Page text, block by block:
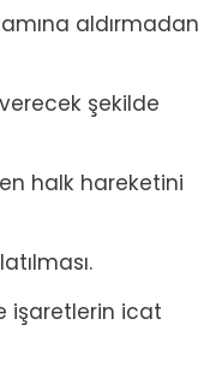
aldırmadan
şekilde
halk hareketini
işaretlerin icat